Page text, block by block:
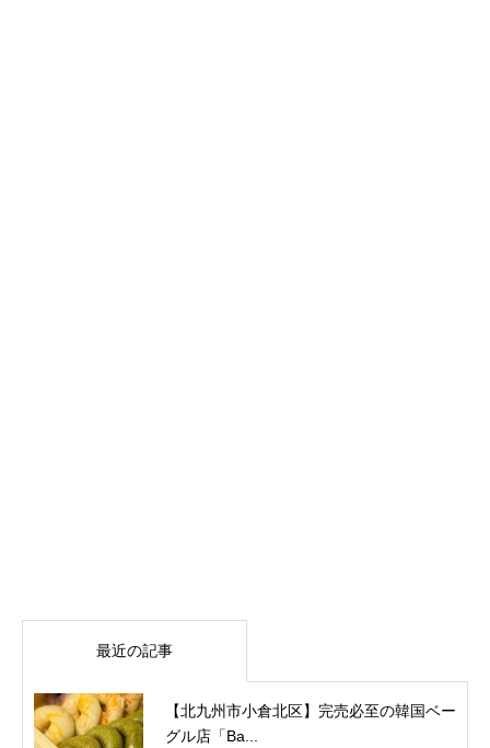
最近の記事
【北九州市小倉北区】完売必至の韓国ベー
グル店「Ba...